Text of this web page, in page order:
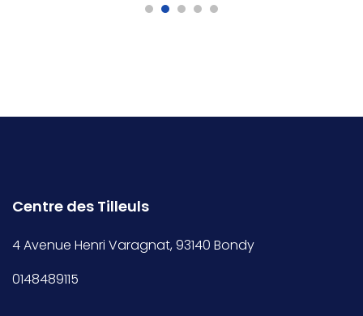
Centre des Tilleuls
4 Avenue Henri Varagnat, 93140 Bondy
0148489115